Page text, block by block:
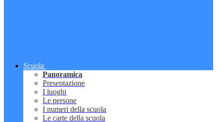
Scuola
Panoramica
Presentazione
I luoghi
Le persone
I numeri della scuola
Le carte della scuola